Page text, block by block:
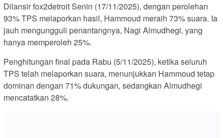
Dilansir fox2detroit Senin (17/11/2025), dengan perolehan
93% TPS melaporkan hasil, Hammoud meraih 73% suara. Ia
jauh mengungguli penantangnya, Nagi Almudhegi, yang
hanya memperoleh 25%.
Penghitungan final pada Rabu (5/11/2025), ketika seluruh
TPS telah melaporkan suara, menunjukkan Hammoud tetap
dominan dengan 71% dukungan, sedangkan Almudhegi
mencatatkan 28%.